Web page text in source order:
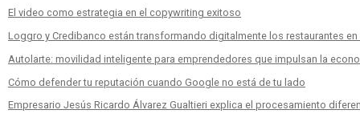
El video como estrategia en el copywriting exitoso
Loggro y Credibanco están transformando digitalmente los restaurantes
Autolarte: movilidad inteligente para emprendedores que impulsan la
Cómo defender tu reputación cuando Google no está de tu lado
Empresario Jesús Ricardo Álvarez Gualtieri explica el procesamiento